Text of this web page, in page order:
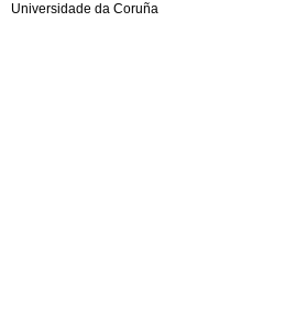
Universidade da Coruña